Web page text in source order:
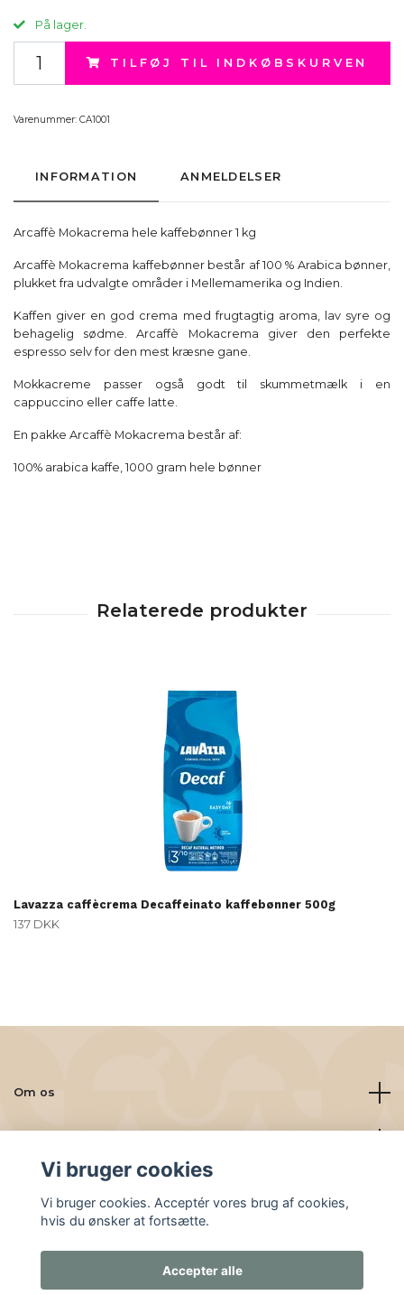
På lager.
TILFØJ TIL INDKØBSKURVEN
Varenummer: CA1001
INFORMATION ANMELDELSER
Arcaffè Mokacrema hele kaffebønner 1 kg
Arcaffè Mokacrema kaffebønner består af 100 % Arabica bønner,
plukket fra udvalgte områder i Mellemamerika og Indien.
Kaffen giver en god crema med frugtagtig aroma, lav syre og
behagelig sødme. Arcaffè Mokacrema giver den perfekte
espresso selv for den mest kræsne gane.
Mokkacreme passer også godt til skummetmælk i en
cappuccino eller caffe latte.
En pakke Arcaffè Mokacrema består af:
100% arabica kaffe, 1000 gram hele bønner
Lavazza caffècrema Decaffeinato kaffebønner 500g
137 DKK
Om os
Vi bruger cookies
Vi bruger cookies. Acceptér vores brug af cookies,
hvis du ønsker at fortsætte.
Accepter alle